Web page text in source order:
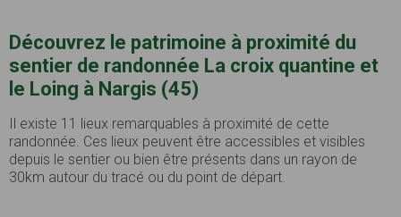
Découvrez le patrimoine à proximité du
sentier de randonnée La croix quantine et
le Loing à Nargis (45)
Il existe 11 lieux remarquables à proximité de cette
randonnée. Ces lieux peuvent être accessibles et visibles
depuis le sentier ou bien être présents dans un rayon de
30km autour du tracé ou du point de départ.